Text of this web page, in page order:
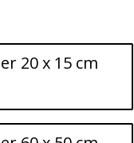
20 x 15 cm